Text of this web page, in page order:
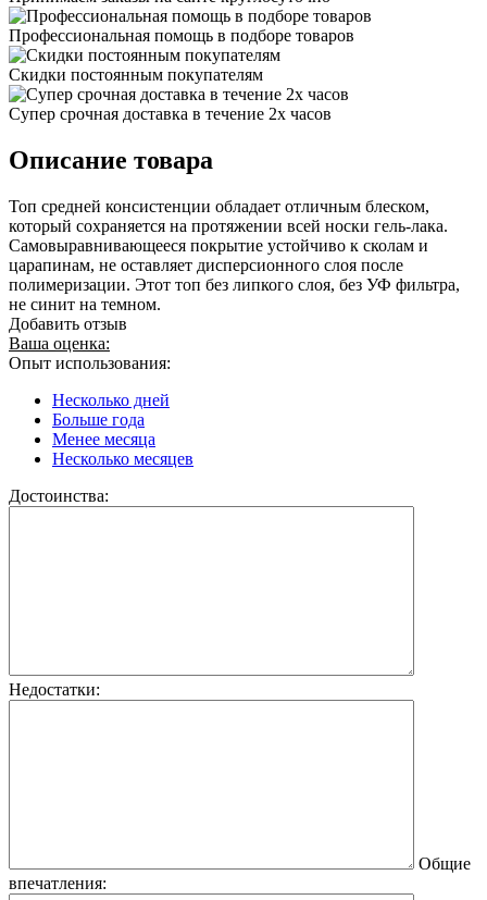
Профессиональная помощь в подборе товаров
Скидки постоянным покупателям
Супер срочная доставка в течение 2х часов
Описание товара
Топ средней консистенции обладает отличным блеском,
который сохраняется на протяжении всей носки гель-лака.
Самовыравнивающееся покрытие устойчиво к сколам и
царапинам, не оставляет дисперсионного слоя после
полимеризации. Этот топ без липкого слоя, без УФ фильтра,
не синит на темном.
Добавить отзыв
Ваша оценка:
Опыт использования:
Несколько дней
Больше года
Менее месяца
Несколько месяцев
Достоинства:
Недостатки:
Общие
впечатления: